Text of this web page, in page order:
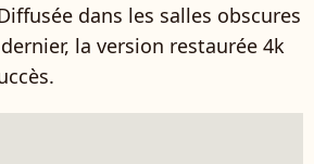
dans les salles obscures
la version restaurée 4k